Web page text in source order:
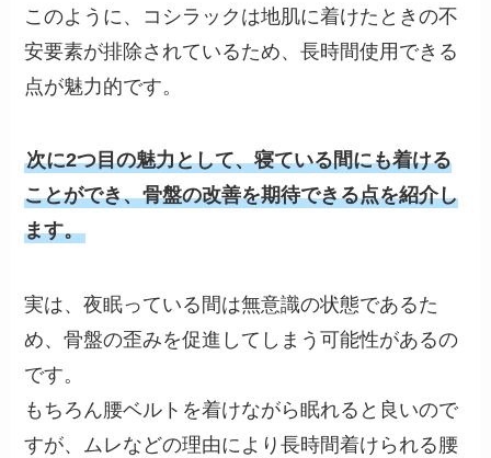
このように、コシラックは地肌に着けたときの不
安要素が排除されているため、長時間使用できる
点が魅力的です。
次に2つ目の魅力として、寝ている間にも着ける
ことができ、骨盤の改善を期待できる点を紹介し
ます。
実は、夜眠っている間は無意識の状態であるた
め、骨盤の歪みを促進してしまう可能性があるの
です。
もちろん腰ベルトを着けながら眠れると良いので
すが、ムレなどの理由により長時間着けられる腰